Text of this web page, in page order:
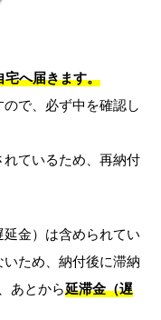
宅へ届きます。
で、必ず中を確認し
ているため、再納付
金）は含められてい
ため、納付後に滞納
あとから延滞金（遅